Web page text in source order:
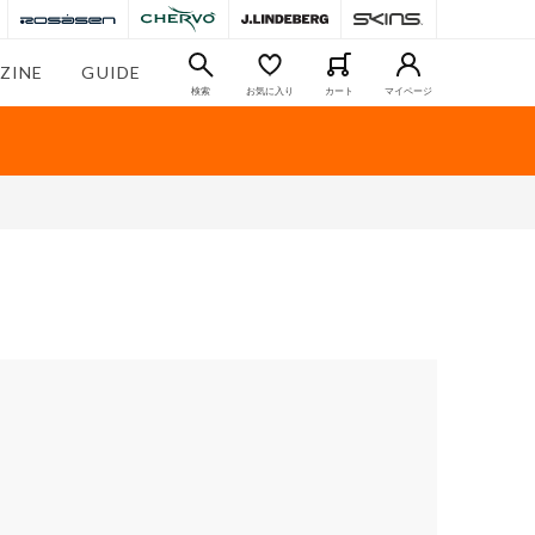
GUIDE
検索 お気に入り カート マイページ